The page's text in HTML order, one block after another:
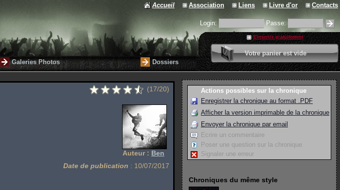
Accueil Association Liens Livre d'or Contacts
Login: Passe:
S'inscrire gratuitement
Votre panier est vide
0 article
Valider votre panier
Galeries Photos Dossiers
(17/20)
Auteur : Ben
Date de publication : 10/07/2017
Actions possibles sur la chronique
Enregistrer la chronique au format .PDF
Afficher la version imprimable de la chronique
Envoyer la chronique par email
Ecrire un commentaire
Poser une question sur la chronique
Signaler une erreur
Chroniques du même style